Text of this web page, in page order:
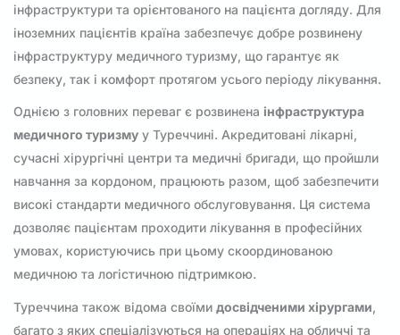
інфраструктури та орієнтованого на пацієнта догляду. Для
іноземних пацієнтів країна забезпечує добре розвинену
інфраструктуру медичного туризму, що гарантує як
безпеку, так і комфорт протягом усього періоду лікування.
Однією з головних переваг є розвинена інфраструктура
медичного туризму у Туреччині. Акредитовані лікарні,
сучасні хірургічні центри та медичні бригади, що пройшли
навчання за кордоном, працюють разом, щоб забезпечити
високі стандарти медичного обслуговування. Ця система
дозволяє пацієнтам проходити лікування в професійних
умовах, користуючись при цьому скоординованою
медичною та логістичною підтримкою.
Туреччина також відома своїми досвідченими хірургами,
багато з яких спеціалізуються на операціях на обличчі та